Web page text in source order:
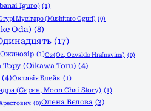
Iguro) (1)
Мусітаро (Mushitaro Oguri) (0)
Oda) (8)
(17)
Ожинозір (1)Оз (Oz, Ozvaldo Hrafnavins) (0)
Тору (Oikawa Toru) (4)
(4)Октавія Блейк (1)
(Сирин, Moon Chai Story) (1)
(0)Олена Бєлова (3)